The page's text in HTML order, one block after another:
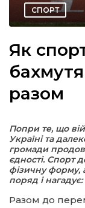
політика
місія
СПОРТ
Як
разом
Попри те, що
Україні та
громади
єдності. Спорт
фізичну форму,
поряд і
Разом до